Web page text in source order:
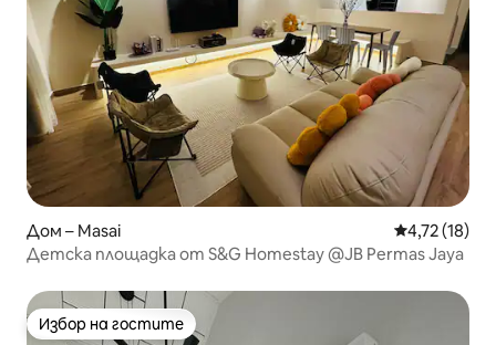
Дом – Masai Средна
4,72 (18)
Детска площадка от S&G Homestay @JB Permas Jaya
Избор на гостите
Избор на гостите